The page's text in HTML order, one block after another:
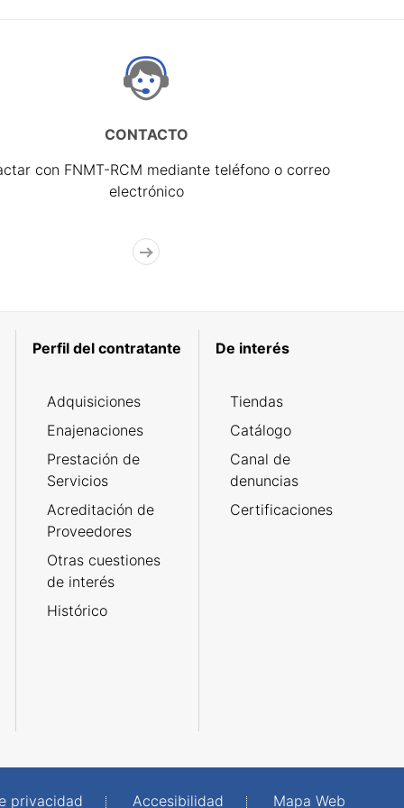
CONTACTO
con FNMT-RCM mediante teléfono o correo
electrónico
Perfil del contratante
Adquisiciones
Enajenaciones
Prestación de
Servicios
Acreditación de
Proveedores
Otras cuestiones
de interés
Histórico
De interés
Tiendas
Catálogo
Canal de
denuncias
Certificaciones
privacidad Accesibilidad Mapa Web